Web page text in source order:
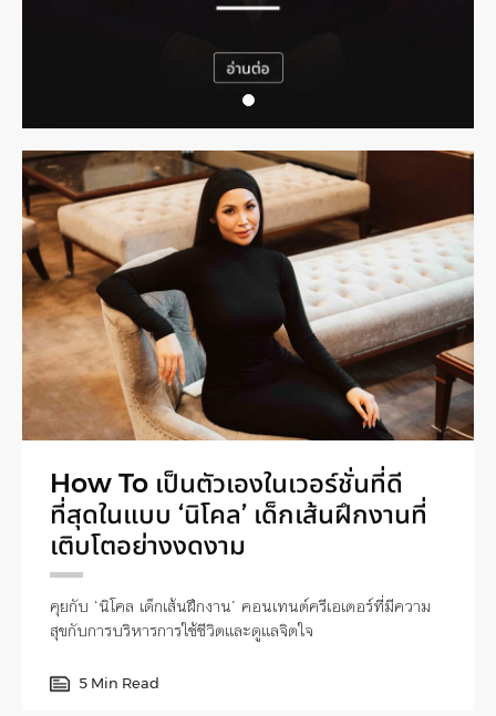
How To เป็นตัวเองในเวอร์ชั่นที่ดี
ที่สุดในแบบ ‘นิโคล’ เด็กเส้นฝึกงานที่
เติบโตอย่างงดงาม
คุยกับ ‘นิโคล เด็กเส้นฝึกงาน’ คอนเทนต์ครีเอเตอร์ที่มีความ
สุขกับการบริหารการใช้ชีวิตและดูแลจิตใจ
5 Min Read